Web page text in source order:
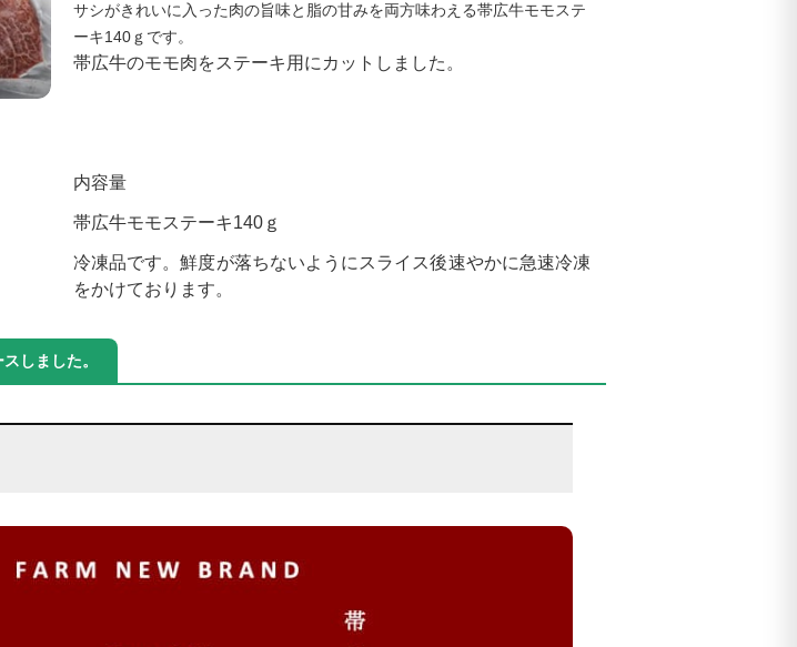
サシがきれいに入った肉の旨味と脂の甘みを両方味わえる帯広牛モモステ
ーキ140ｇです。
帯広牛のモモ肉をステーキ用にカットしました。
内容量
帯広牛モモステーキ140ｇ
冷凍品です。鮮度が落ちないようにスライス後速やかに急速冷凍
をかけております。
しました。